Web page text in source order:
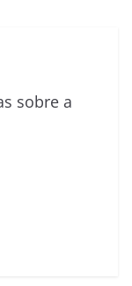
sobre a